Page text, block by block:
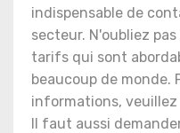
indispensable de
secteur. N'oubliez
tarifs qui sont
beaucoup de monde.
informations,
Il faut aussi